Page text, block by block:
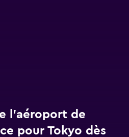
l'aéroport de
pour Tokyo dès